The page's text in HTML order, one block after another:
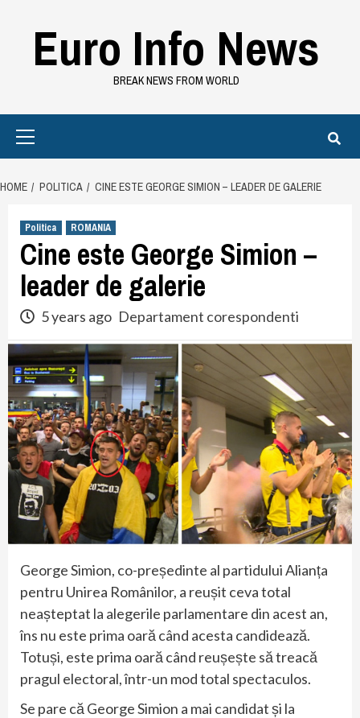
contentEuro Info News
BREAK NEWS FROM WORLD
HOME POLITICA CINE ESTE GEORGE SIMION – LEADER DE GALERIE
Politica ROMANIA
Cine este George Simion –
leader de galerie
5 years ago Departament corespondenti
George Simion, co-președinte al partidului Alianța
pentru Unirea Românilor, a reușit ceva total
neașteptat la alegerile parlamentare din acest an,
îns nu este prima oară când acesta candidează.
Totuși, este prima oară când reușește să treacă
pragul electoral, într-un mod total spectaculos.
Se pare că George Simion a mai candidat și la